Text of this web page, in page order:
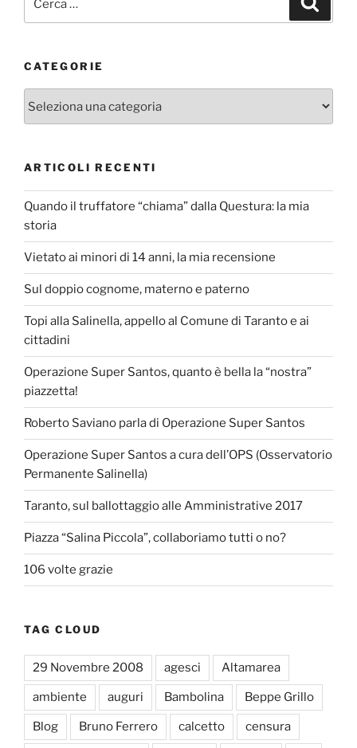
CATEGORIE
ARTICOLI RECENTI
Quando il truffatore “chiama” dalla Questura: la mia
storia
Vietato ai minori di 14 anni, la mia recensione
Sul doppio cognome, materno e paterno
Topi alla Salinella, appello al Comune di Taranto e ai
cittadini
Operazione Super Santos, quanto è bella la “nostra”
piazzetta!
Roberto Saviano parla di Operazione Super Santos
Operazione Super Santos a cura dell’OPS (Osservatorio
Permanente Salinella)
Taranto, sul ballottaggio alle Amministrative 2017
Piazza “Salina Piccola”, collaboriamo tutti o no?
106 volte grazie
TAG CLOUD
29 Novembre 2008 agesci Altamarea
ambiente auguri Bambolina Beppe Grillo
Blog Bruno Ferrero calcetto censura